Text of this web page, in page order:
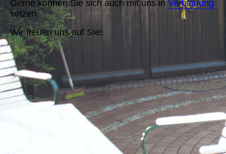
Gerne können Sie sich auch mit uns in Verbindung
setzen.
Wir freuen uns auf Sie!